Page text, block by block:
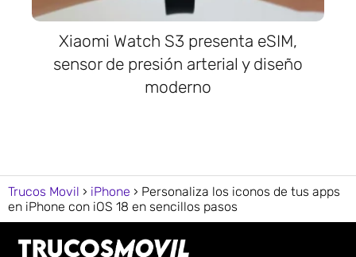
Xiaomi Watch S3 presenta eSIM,
sensor de presión arterial y diseño
moderno
Trucos Movil iPhone
Personaliza los iconos de tus apps
en iPhone con iOS 18 en sencillos pasos